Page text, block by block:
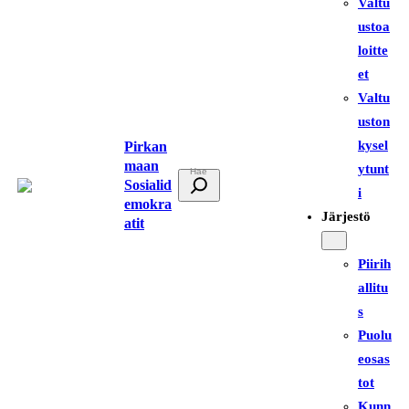
Pirkan
maan
Sosialid
emokra
atit
t
ustoa
loitte
et
Valtu
uston
kysel
ytunt
i
Järjestö
Piirih
allitu
s
Puolu
eosas
tot
Kunn